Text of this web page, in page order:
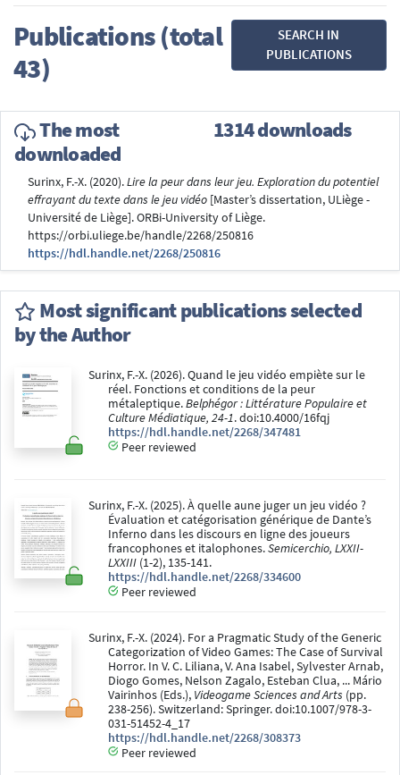
Publications (total
43)
SEARCH IN
PUBLICATIONS
The most
downloaded
1314 downloads
Surinx, F.-X. (2020).Lire la peur dans leur jeu. Exploration du potentiel
effrayant du texte dans le jeu vidéo [Master’s dissertation, ULiège -
Université de Liège]. ORBi-University of Liège.
https://orbi.uliege.be/handle/2268/250816
https://hdl.handle.net/2268/250816
Most significant publications selected
by the Author
Surinx, F.-X. (2026). Quand le jeu vidéo empiète sur le
réel. Fonctions et conditions de la peur
métaleptique.Belphégor : Littérature Populaire et
Culture Médiatique, 24-1. doi:10.4000/16fqj
https://hdl.handle.net/2268/347481
Peer reviewed
Surinx, F.-X. (2025). À quelle aune juger un jeu vidéo ?
Évaluation et catégorisation générique de Dante’s
Inferno dans les discours en ligne des joueurs
francophones et italophones.Semicerchio, LXXII-
LXXIII (1-2), 135-141.
https://hdl.handle.net/2268/334600
Peer reviewed
Surinx, F.-X. (2024). For a Pragmatic Study of the Generic
Categorization of Video Games: The Case of Survival
Horror. In V. C. Liliana, V. Ana Isabel, Sylvester Arnab,
Diogo Gomes, Nelson Zagalo, Esteban Clua, ... Mário
Vairinhos (Eds.), Videogame Sciences and Arts (pp.
238-256). Switzerland: Springer. doi:10.1007/978-3-
031-51452-4_17
https://hdl.handle.net/2268/308373
Peer reviewed